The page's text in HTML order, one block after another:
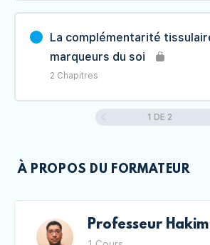
La complémentarité
marqueurs du soi
2 Chapitres
Contenu du Leçon 0%
Mise en évidence
1 DE 2
À PROPOS DU FORMATEUR
Professeur